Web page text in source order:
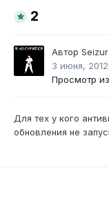
2
Автор
3 июня, 2012
Просмотр
Для тех у кого
обновления не